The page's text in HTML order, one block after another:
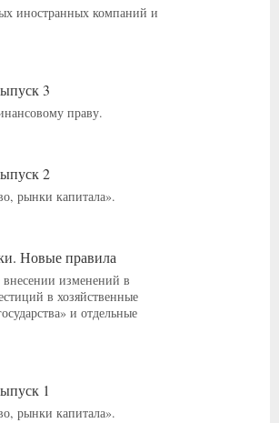
иностранных компаний и
3
праву.
2
рынки капитала».
Новые правила
изменений в
в хозяйственные
и отдельные
1
рынки капитала».